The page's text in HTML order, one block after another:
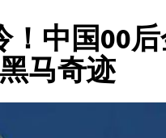
！中国00
马奇迹